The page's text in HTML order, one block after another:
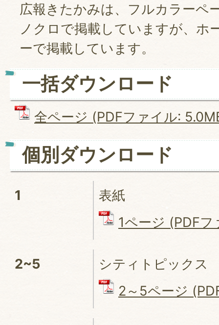
広報きたかみは、フルカラーペ
ノクロで掲載していますが、ホ
ーで掲載しています。
一括ダウンロード
全ページ (PDFファイル:
個別ダウンロード
1
表紙
1ページ (PDF
2~5
シティトピックス
2～5ページ